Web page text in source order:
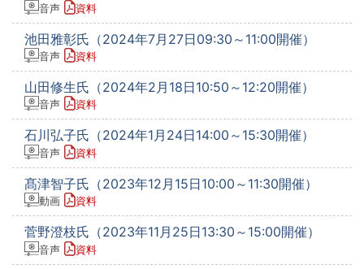
音声 資料
池田雅彰氏（2024年7月27日09:30～11:00開催）
音声 資料
山田修生氏（2024年2月18日10:50～12:20開催）
音声 資料
石川弘子氏（2024年1月24日14:00～15:30開催）
音声 資料
髙津智子氏（2023年12月15日10:00～11:30開催）
動画 資料
菅野澄枝氏（2023年11月25日13:30～15:00開催）
音声 資料